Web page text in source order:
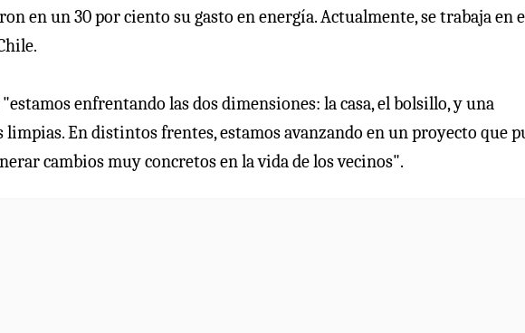
en un 30 por ciento su gasto en energía. Actualmente, se trabaja en
enfrentando las dos dimensiones: la casa, el bolsillo, y una
En distintos frentes, estamos avanzando en un proyecto que
cambios muy concretos en la vida de los vecinos".